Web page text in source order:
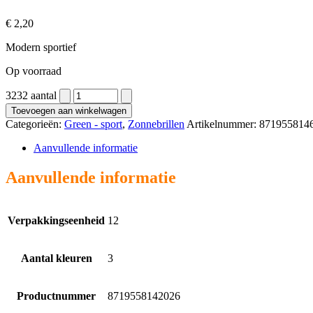
€ 2,20
Modern sportief
Op voorraad
3232 aantal
Toevoegen aan winkelwagen
Categorieën: Green - sport, Zonnebrillen Artikelnummer:
Aanvullende informatie
Aanvullende informatie
Verpakkingseenheid 12
Aantal kleuren 3
Productnummer 8719558142026